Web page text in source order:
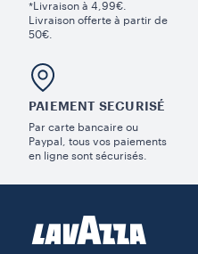
*Livraison à 4,99€.
Livraison offerte à partir de
50€.
PAIEMENT SECURISÉ
Par carte bancaire ou
Paypal, tous vos paiements
en ligne sont sécurisés.